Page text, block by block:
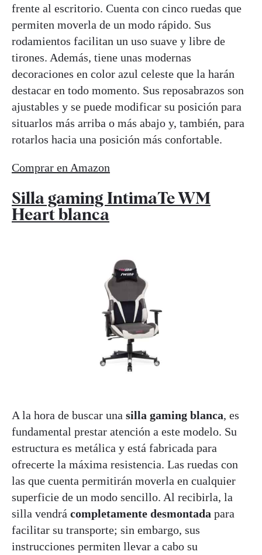
frente al escritorio. Cuenta con cinco ruedas que
permiten moverla de un modo rápido. Sus
rodamientos facilitan un uso suave y libre de
tirones. Además, tiene unas modernas
decoraciones en color azul celeste que la harán
destacar en todo momento. Sus reposabrazos son
ajustables y se puede modificar su posición para
situarlos más arriba o más abajo y, también, para
rotarlos hacia una posición más confortable.
Comprar en Amazon
Silla gaming IntimaTe WM
Heart blanca
A la hora de buscar una silla gaming blanca, es
fundamental prestar atención a este modelo. Su
estructura es metálica y está fabricada para
ofrecerte la máxima resistencia. Las ruedas con
las que cuenta permitirán moverla en cualquier
superficie de un modo sencillo. Al recibirla, la
silla vendrá completamente desmontada para
facilitar su transporte; sin embargo, sus
instrucciones permiten llevar a cabo su